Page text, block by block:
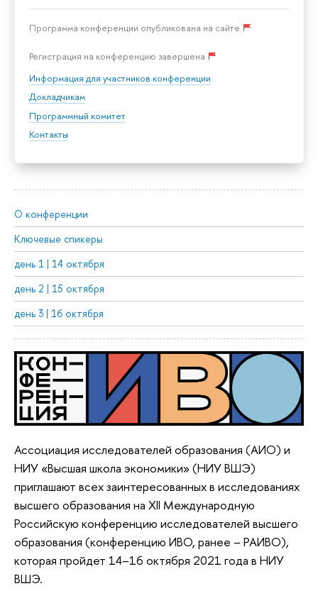
Программа конференции опубликована на сайте
Регистрация на конференцию завершена
Информация для участников конференции
Докладчикам
Программный комитет
Контакты
О конференции
Ключевые спикеры
день 1 | 14 октября
день 2 | 15 октября
день 3 | 16 октября
Ассоциация исследователей образования (АИО) и
НИУ «Высшая школа экономики» (НИУ ВШЭ)
приглашают всех заинтересованных в исследованиях
высшего образования на XII Международную
Российскую конференцию исследователей высшего
образования (конференцию ИВО, ранее – РАИВО),
которая пройдет 14–16 октября 2021 года в НИУ
ВШЭ.